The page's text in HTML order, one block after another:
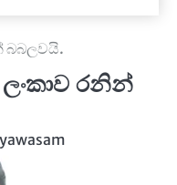
බබලවයි.
ලංකාව රනින්